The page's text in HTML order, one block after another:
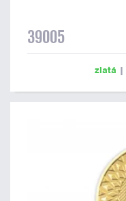
39005
zlatá |